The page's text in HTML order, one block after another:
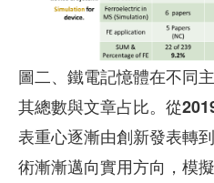
圖二、鐵電記憶體在不同
其總數與文章占比。從
表重心逐漸由創新發表轉
術漸漸邁向實用方向，模